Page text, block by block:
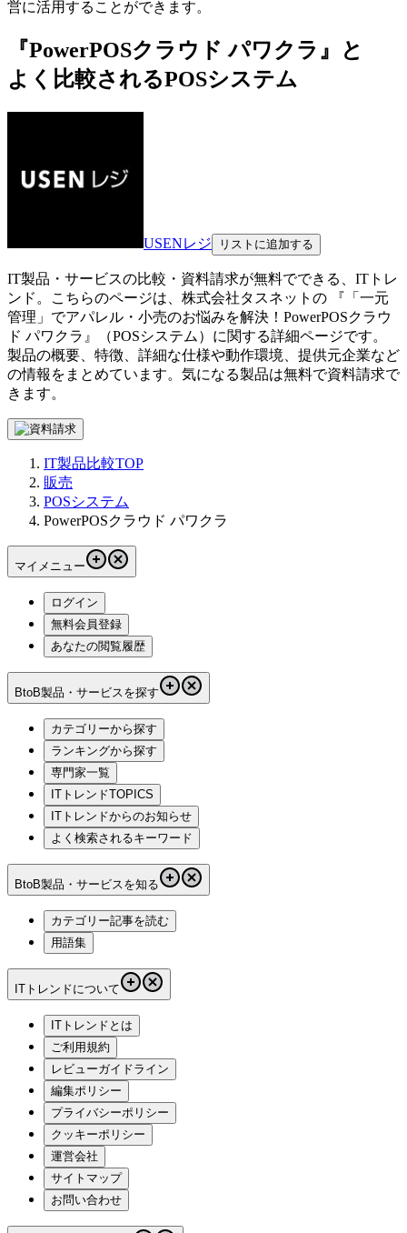
営に活用することができます。
『PowerPOSクラウド パワクラ』と
よく比較されるPOSシステム
USENレジ リストに追加する
IT製品・サービスの比較・資料請求が無料でできる、ITトレ
ンド。こちらのページは、 株式会社タスネット の 『 「一元
管理」でアパレル・小売のお悩みを解決！ PowerPOSクラウ
ド パワクラ 』（POSシステム ）に関する詳細ページです。
製品の概要、特徴、詳細な仕様や動作環境、提供元企業など
の情報をまとめています。気になる製品は無料で資料請求で
きます。
IT製品比較TOP
販売
POSシステム
PowerPOSクラウド パワクラ
マイメニュー
ログイン
無料会員登録
あなたの閲覧履歴
BtoB製品・サービスを探す
カテゴリーから探す
ランキングから探す
専門家一覧
ITトレンドTOPICS
ITトレンドからのお知らせ
よく検索されるキーワード
BtoB製品・サービスを知る
カテゴリー記事を読む
用語集
ITトレンドについて
ITトレンドとは
ご利用規約
レビューガイドライン
編集ポリシー
プライバシーポリシー
クッキーポリシー
運営会社
サイトマップ
お問い合わせ